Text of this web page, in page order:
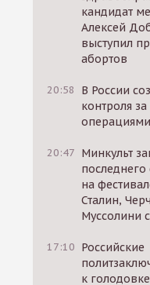
кандидат
Алексей
выступил
абортов
20:58
В России
контроля
операциями
20:47 Минкульт
на
Сталин,
Муссолини
17:10 Российские
к